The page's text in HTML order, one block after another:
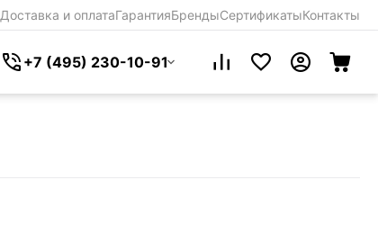
Доставка и оплатаГарантияБрендыСертификатыКонтакты
+7 (495) 230-10-91